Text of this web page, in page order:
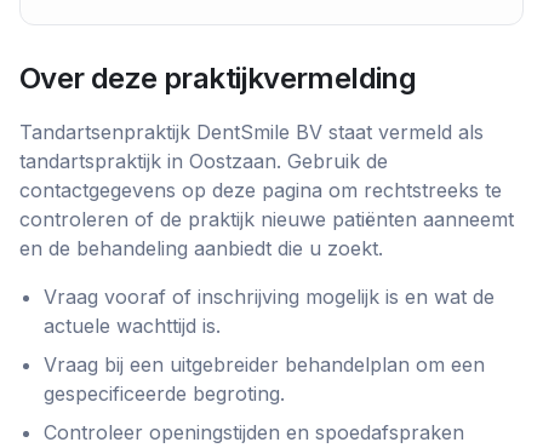
Over deze praktijkvermelding
Tandartsenpraktijk DentSmile BV staat vermeld als
tandartspraktijk in Oostzaan. Gebruik de
contactgegevens op deze pagina om rechtstreeks te
controleren of de praktijk nieuwe patiënten aanneemt
en de behandeling aanbiedt die u zoekt.
Vraag vooraf of inschrijving mogelijk is en wat de
actuele wachttijd is.
Vraag bij een uitgebreider behandelplan om een
gespecificeerde begroting.
Controleer openingstijden en spoedafspraken